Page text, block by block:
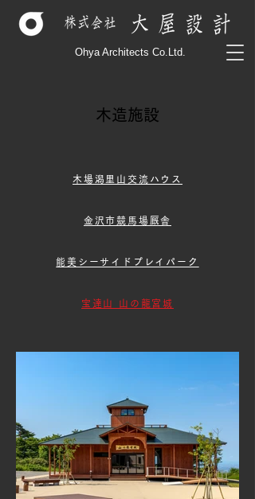
Ohya Architects Co.Ltd.
木造施設
木場潟里山交流ハウス
金沢市競馬場厩舎
能美シーサイドプレイパーク
宝達山 山の龍宮城